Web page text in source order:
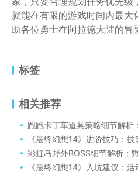
就能在有限的游戏时间内最大
助各位勇士在阿拉德大陆的冒
标签
相关推荐
跑跑卡丁车道具策略细节解析：
《最终幻想14》进阶技巧：
彩虹岛野外BOSS细节解析：野
《最终幻想14》入坑建议：